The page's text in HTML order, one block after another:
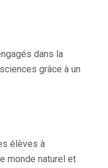
dans la
grâce à un
élèves à
monde naturel et